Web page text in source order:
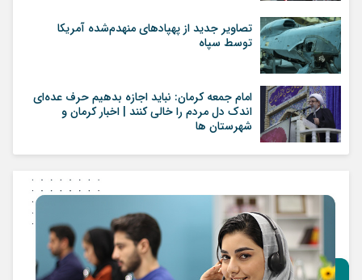
تصاویر جدید از پهپاد‌های منهدم‌شده آمریکا
توسط سپاه
امام جمعه کرمان: نباید اجازه بدهیم حرف عده‌ای
اندک دل مردم را خالی کنند | اخبار کرمان و
شهرستان ها